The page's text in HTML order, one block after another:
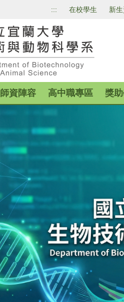
::: 在校學生 新
師資陣容 高中職專區 獎